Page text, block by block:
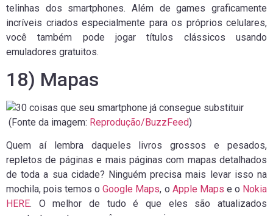
telinhas dos smartphones. Além de games graficamente
incríveis criados especialmente para os próprios celulares,
você também pode jogar títulos clássicos usando
emuladores gratuitos.
18) Mapas
(Fonte da imagem: Reprodução/BuzzFeed)
Quem aí lembra daqueles livros grossos e pesados,
repletos de páginas e mais páginas com mapas detalhados
de toda a sua cidade? Ninguém precisa mais levar isso na
mochila, pois temos oGoogle Maps, o Apple Maps e o Nokia
HERE. O melhor de tudo é que eles são atualizados